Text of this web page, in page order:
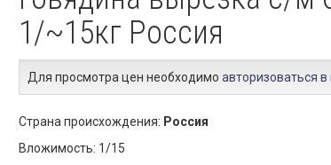
1/~15кг Россия
Для просмотра цен необходимо авторизоваться в
Страна происхождения: Россия
Вложимость: 1/15